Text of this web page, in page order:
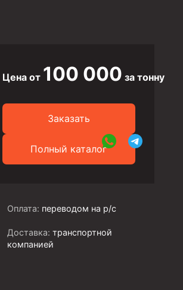
Цена от 100 000 за тонну
Заказать
Полный каталог
Оплата: переводом на р/с
Доставка: транспортной
компанией